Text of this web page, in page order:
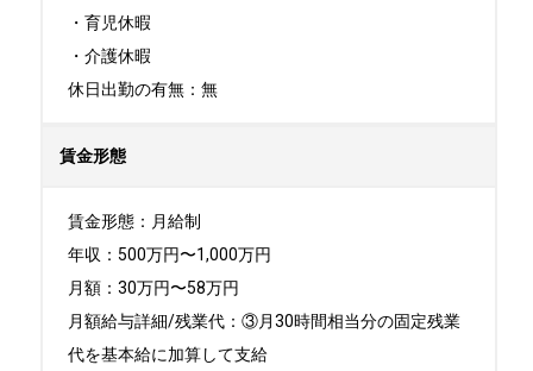
・育児休暇
・介護休暇
休日出勤の有無：無
賃金形態
賃金形態：月給制
年収：500万円〜1,000万円
月額：30万円〜58万円
月額給与詳細/残業代：③月30時間相当分の固定残業
代を基本給に加算して支給